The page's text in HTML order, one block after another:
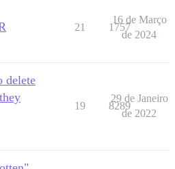
21 1757
16 de Março
de 2024
delete
19 8289
29 de Janeiro
de 2022